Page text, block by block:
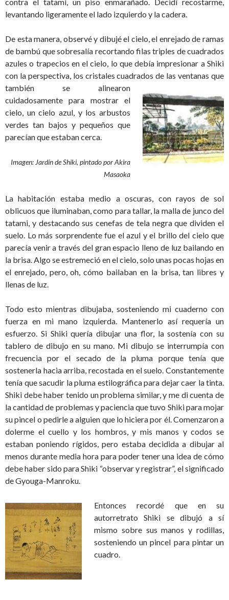
contra el tatami, un piso enmarañado. Decidí recostarme,
levantando ligeramente el lado izquierdo y la cadera.
De esta manera, observé y dibujé el cielo, el enrejado de ramas
de bambú que sobresalía recortando filas triples de cuadrados
azules o trapecios en el cielo, lo que debía impresionar a Shiki
con la perspectiva, los cristales cuadrados de las ventanas que
también se alinearon
cuidadosamente para mostrar el
cielo, un cielo azul, y los arbustos
verdes tan bajos y pequeños que
parecían que estaban cerca.
Imagen: Jardín de Shiki, pintado por Akira
Masaoka
La habitación estaba medio a oscuras, con rayos de sol
oblicuos que iluminaban, como para tallar, la malla de junco del
tatami, y destacando sus cenefas de tela negra que dividen el
suelo. Lo más sorprendente fue el azul y el brillo del cielo que
parecía venir a través del gran espacio lleno de luz bailando en
la brisa. Algo se estremeció en el cielo, solo unas pocas hojas en
el enrejado, pero, oh, cómo bailaban en la brisa, tan libres y
llenas de luz.
Todo esto mientras dibujaba, sosteniendo mi cuaderno con
fuerza en mi mano izquierda. Mantenerlo así requería un
esfuerzo. Si Shiki quería dibujar una flor, la sostenía con su
tablero de dibujo en su mano. Mi dibujo se interrumpía con
frecuencia por el secado de la pluma porque tenía que
sostenerla hacia arriba, recostada en el suelo. Constantemente
tenía que sacudir la pluma estilográfica para dejar caer la tinta.
Shiki debe haber tenido un problema similar, y me di cuenta de
la cantidad de problemas y paciencia que tuvo Shiki para mojar
su pincel o pedirle a alguien que lo hiciera por él. Comenzaron a
dolerme el cuello y los hombros, y mis manos y codos se
estaban poniendo rígidos, pero estaba decidida a dibujar al
menos durante media hora para poder tener una idea de cómo
debe haber sido para Shiki “observar y registrar”, el significado
de Gyouga-Manroku.
Entonces recordé que en su
autorretrato Shiki se dibujó a sí
mismo sobre sus manos y rodillas,
sosteniendo un pincel para pintar un
cuadro.